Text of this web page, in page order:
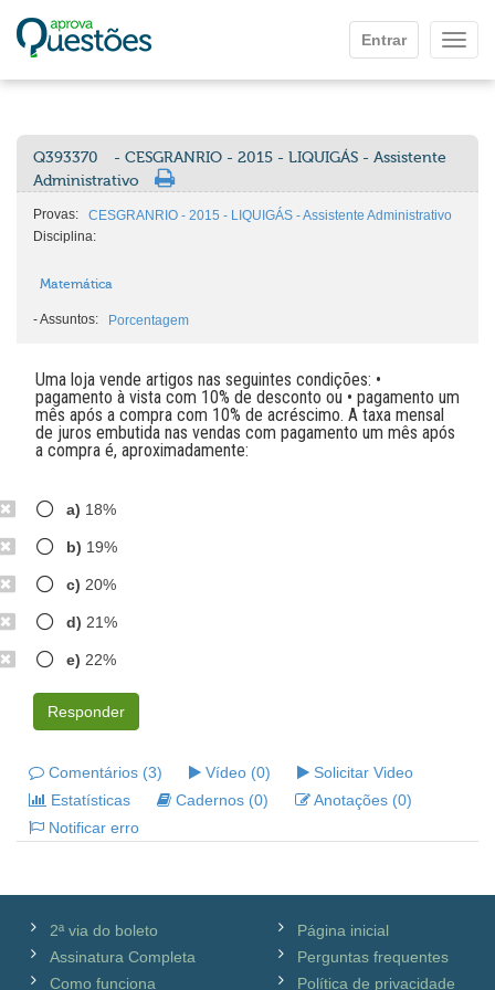
Entrar
Q393370
- CESGRANRIO - 2015 - LIQUIGÁS - Assistente
Administrativo
Provas:
CESGRANRIO - 2015 - LIQUIGÁS - Assistente Administrativo
Disciplina:
Matemática
-Assuntos: Porcentagem
Uma loja vende artigos nas seguintes condições: •
pagamento à vista com 10% de desconto ou • pagamento um
mês após a compra com 10% de acréscimo. A taxa mensal
de juros embutida nas vendas com pagamento um mês após
a compra é, aproximadamente:
a) 18%
b) 19%
c) 20%
d) 21%
e) 22%
Responder
Comentários (3) Vídeo (0)
Solicitar Video
Estatísticas
Cadernos (0)
Anotações (0)
Notificar erro
2ª via do boleto
Assinatura Completa
Como funciona
Página inicial
Perguntas frequentes
Política de privacidade